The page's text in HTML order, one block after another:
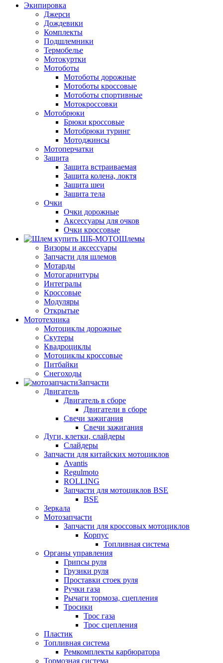
Экипировка
Джерси
Дождевики
Комплекты
Подшлемники
Термобелье
Мотокуртки
Мотоботы
Мотоботы дорожные
Мотоботы кроссовые
Мотоботы спортивные
Мотокроссовки
Мотобрюки
Брюки кроссовые
Мотобрюки туринг
Мотоджинсы
Мотоперчатки
Защита
Защита встраиваемая
Защита колена, локтя
Защита шеи
Защита тела
Очки
Очки дорожные
Аксессуары для очков
Очки кроссовые
Шлемы
Визоры и аксессуары
Запчасти для шлемов
Мотарды
Мотогарнитуры
Интегралы
Кроссовые
Модуляры
Открытые
Мототехника
Мотоциклы дорожные
Скутеры
Квадроциклы
Мотоциклы кроссовые
Питбайки
Снегоходы
Запчасти
Двигатель
Двигатель в сборе
Двигатели в сборе
Свечи зажигания
Свечи зажигания
Дуги, клетки, слайдеры
Слайдеры
Запчасти для китайских мотоциклов
Avantis
Regulmoto
ROLLING
Запчасти для мотоциклов BSE
BSE
Зеркала
Мотозапчасти
Запчасти для кроссовых мотоциклов
Корпус
Топливная система
Органы управления
Грипсы руля
Грузики руля
Проставки стоек руля
Ручки газа
Рычаги тормоза, сцепления
Тросики
Трос газа
Трос сцепления
Пластик
Топливная система
Ремкомплекты карбюратора
Тормозная система